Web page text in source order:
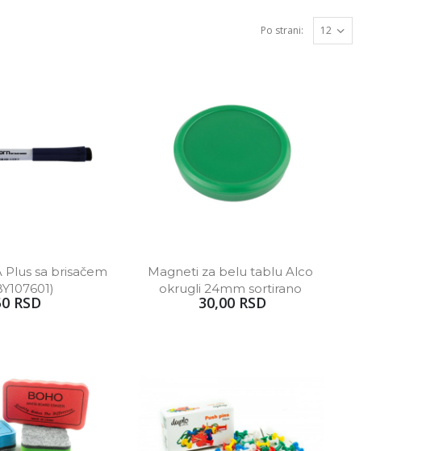
Po strani:
sa brisačem
RSD
Magneti za belu tablu Alco
okrugli 24mm sortirano
30,00 RSD